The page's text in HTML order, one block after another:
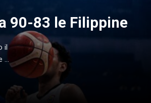
90-83 le Filippine
il
...